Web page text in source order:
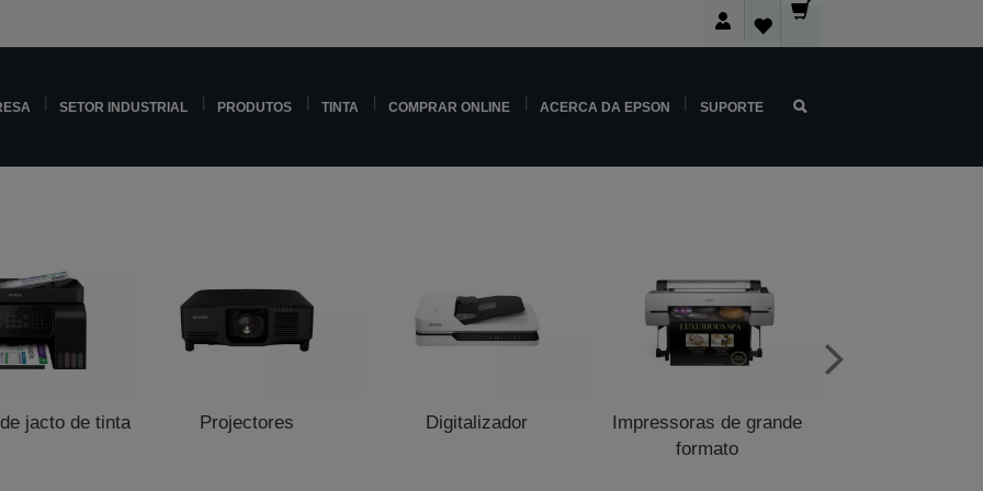
SETOR INDUSTRIAL PRODUTOS TINTA COMPRAR ONLINE ACERCA DA EPSON SUPORTE
jacto de tinta Projectores Digitalizador
Impressoras de grande
formato